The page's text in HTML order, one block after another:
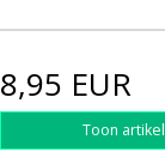
8,95 EUR
Toon artikel